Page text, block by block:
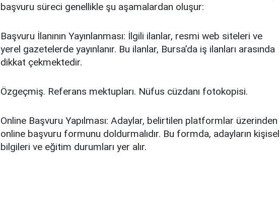
başvuru süreci genellikle şu aşamalardan oluşur:
Başvuru İlanının Yayınlanması: İlgili ilanlar, resmi web siteleri ve
yerel gazetelerde yayınlanır. Bu ilanlar, Bursa’da iş ilanları arasında
dikkat çekmektedir.
Özgeçmiş. Referans mektupları. Nüfus cüzdanı fotokopisi.
Online Başvuru Yapılması: Adaylar, belirtilen platformlar üzerinden
online başvuru formunu doldurmalıdır. Bu formda, adayların kişisel
bilgileri ve eğitim durumları yer alır.